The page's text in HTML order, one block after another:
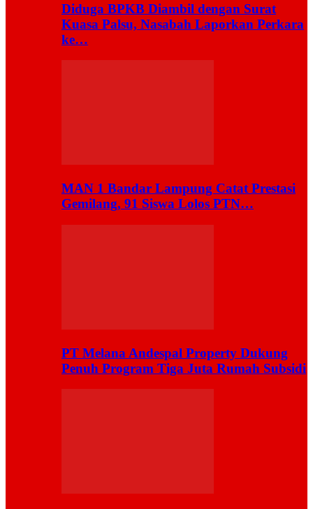
Diduga BPKB Diambil dengan Surat
Kuasa Palsu, Nasabah Laporkan Perkara
ke…
MAN 1 Bandar Lampung Catat Prestasi
Gemilang, 91 Siswa Lolos PTN…
PT Melana Andespal Property Dukung
Penuh Program Tiga Juta Rumah Subsidi